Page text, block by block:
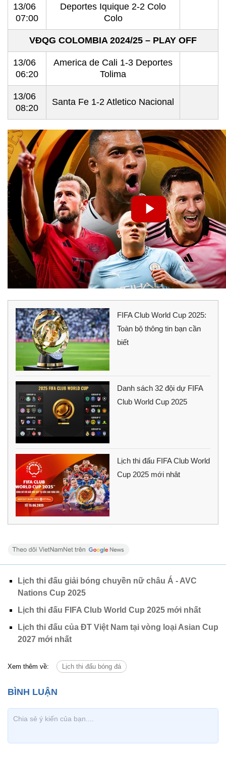
13/06
07:00
Deportes Iquique 2-2 Colo
Colo
VĐQG COLOMBIA 2024/25 – PLAY OFF
13/06
06:20
America de Cali 1-3 Deportes
Tolima
13/06
08:20
Santa Fe 1-2 Atletico Nacional
FIFA Club World Cup 2025:
Toàn bộ thông tin bạn cần
biết
Danh sách 32 đội dự FIFA
Club World Cup 2025
Lịch thi đấu FIFA Club World
Cup 2025 mới nhât
Lịch thi đấu giải bóng chuyền nữ châu Á - AVC
Nations Cup 2025
Lịch thi đấu FIFA Club World Cup 2025 mới nhất
Lịch thi đấu của ĐT Việt Nam tại vòng loại Asian Cup
2027 mới nhất
Xem thêm về: Lịch thi đấu bóng đá